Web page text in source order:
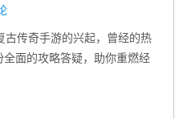
古传奇手游的兴起，曾经的热
面的攻略答疑，助你重燃经